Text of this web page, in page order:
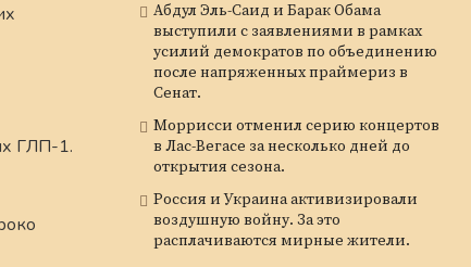
ГЛП-1.
Абдул Эль-Саид и Барак Обама
выступили с заявлениями в рамках
усилий демократов по объединению
после напряженных праймериз в
Сенат.
Моррисси отменил серию концертов
в Лас-Вегасе за несколько дней до
открытия сезона.
Россия и Украина активизировали
воздушную войну. За это
расплачиваются мирные жители.